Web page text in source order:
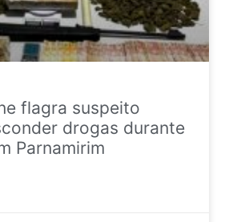
flagra suspeito
drogas durante
Parnamirim